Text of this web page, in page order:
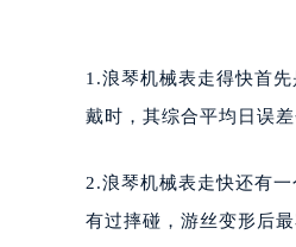
1.浪琴机械表走得快首
戴时，其综合平均日误
2.浪琴机械表走快还有
有过摔碰，游丝变形后